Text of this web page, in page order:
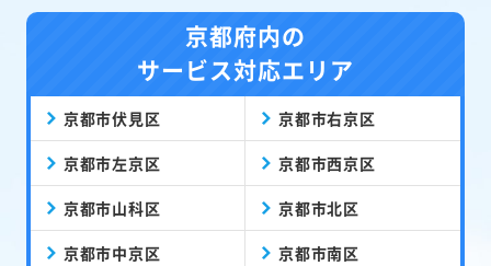
京都府内の
サービス対応エリア
京都市伏見区 京都市右京区
京都市左京区 京都市西京区
京都市山科区 京都市北区
京都市中京区 京都市南区